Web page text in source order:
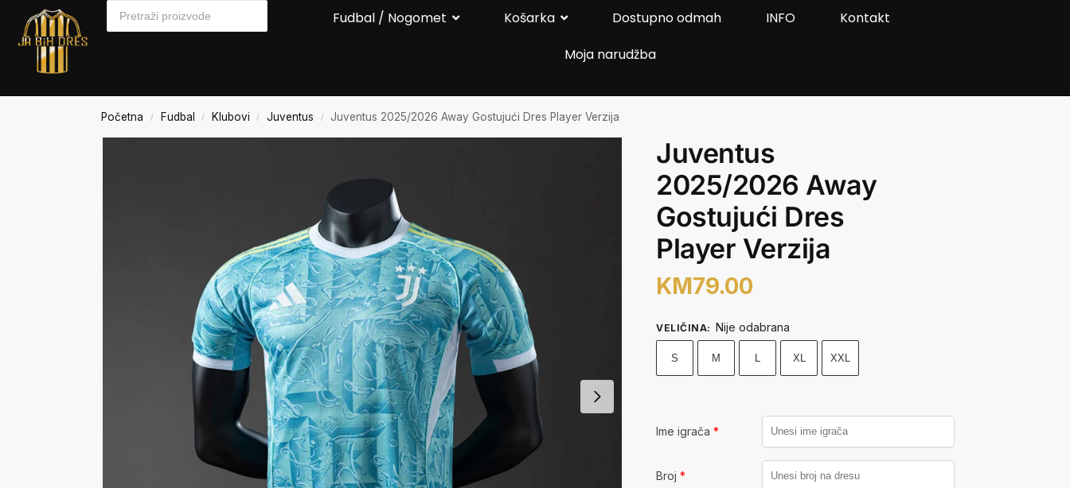
Fudbal / Nogomet Košarka Dostupno odmah INFO
Kontakt
Moja narudžba
Početna / Fudbal / Klubovi / Juventus / Juventus 2025/2026 Away Gostujući Dres Player Verzija
Juventus
2025/2026 Away
Gostujući Dres
Player Verzija
KM79.00
VELIČINA: Nije odabrana
S M L XL XXL
Ime igrača*
Broj*